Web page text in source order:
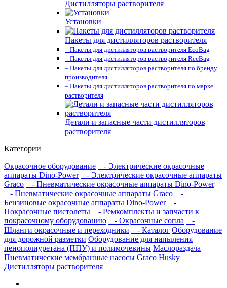
Дистилляторы растворителя
Установки
Пакеты для дистилляторов растворителя
– Пакеты для дистилляторов растворителя EcoBag
– Пакеты для дистилляторов растворителя RecBag
– Пакеты для дистилляторов растворителя по бренду
производителя
– Пакеты для дистилляторов растворителя по марке
растворителя
Детали и запасные части дистилляторов
растворителя
Категории
Окрасочное оборудование
- Электрические окрасочные
аппараты Dino-Power
- Электрические окрасочные аппараты
Graco
- Пневматические окрасочные аппараты Dino-Power
- Пневматические окрасочные аппараты Graco
-
Бензиновые окрасочные аппараты Dino-Power
-
Покрасочные пистолеты
- Ремкомплекты и запчасти к
покрасочному оборудованию
- Окрасочные сопла
-
Шланги окрасочные и переходники
- Каталог Оборудование
для дорожной разметки Оборудование для напыления
пенополиуретана (ППУ) и полимочевины Маслораздача
Пневматические мембранные насосы Graco Husky
Дистилляторы растворителя